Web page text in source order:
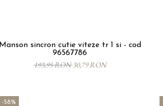
Manson sincron cutie viteze tr 1 si - cod
96567786
193,95 RON30,79 RON
-58%